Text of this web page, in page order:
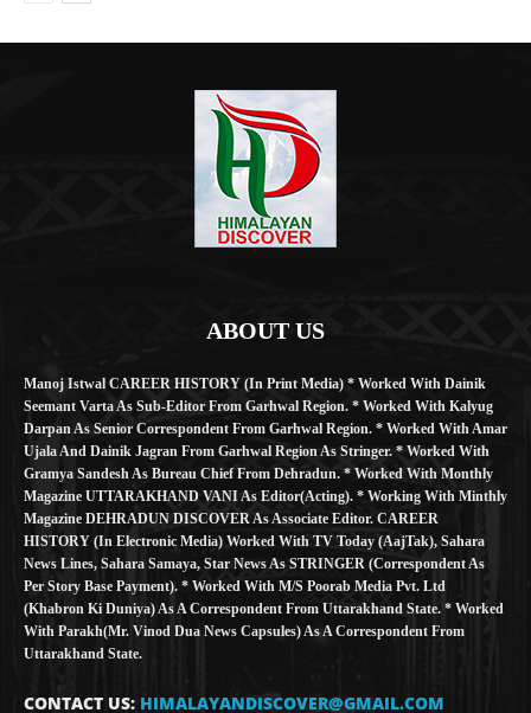
ABOUT US
Manoj Istwal CAREER HISTORY (in Print Media) * Worked With Dainik
Seemant Varta As Sub-Editor From Garhwal Region. * Worked With Kalyug
Darpan As Senior Correspondent From Garhwal Region. * Worked With Amar
Ujala And Dainik Jagran From Garhwal Region As Stringer. * Worked With
Gramya Sandesh As Bureau Chief From Dehradun. * Worked With Monthly
Magazine UTTARAKHAND VANI As Editor(Acting). * Working With Minthly
Magazine DEHRADUN DISCOVER As Associate Editor. CAREER
HISTORY (in Electronic Media) Worked With TV Today (AajTak), Sahara
News Lines, Sahara Samaya, Star News As STRINGER (Correspondent As
Per Story Base Payment). * Worked With M/S Poorab Media Pvt. Ltd
(Khabron Ki Duniya) As A Correspondent From Uttarakhand State. * Worked
With Parakh(Mr. Vinod Dua News Capsules) As A Correspondent From
Uttarakhand State.
CONTACT US: HIMALAYANDISCOVER@GMAIL.COM